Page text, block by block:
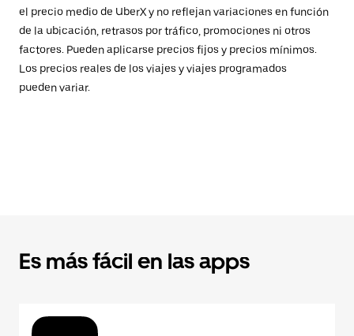
el precio medio de UberX y no reflejan variaciones en función
de la ubicación, retrasos por tráfico, promociones ni otros
factores. Pueden aplicarse precios fijos y precios mínimos.
Los precios reales de los viajes y viajes programados
pueden variar.
Es más fácil en las apps